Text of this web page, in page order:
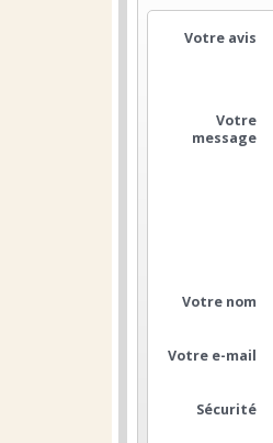
Votre avis
Votre
message
Votre nom
Votre e-mail
Sécurité